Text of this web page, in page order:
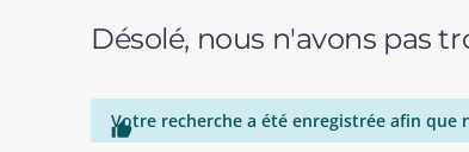
Désolé, nous n'avons pas

Votre recherche a été enregistrée afin